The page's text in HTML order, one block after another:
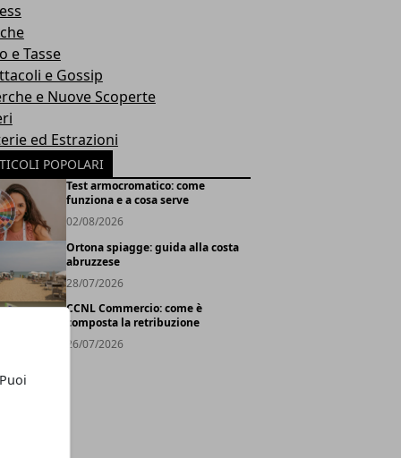
e Tasse
e Gossip
e Nuove Scoperte
ed Estrazioni
POPOLARI
Test armocromatico: come
funziona e a cosa serve
02/08/2026
Ortona spiagge: guida alla costa
abruzzese
28/07/2026
CCNL Commercio: come è
composta la retribuzione
26/07/2026